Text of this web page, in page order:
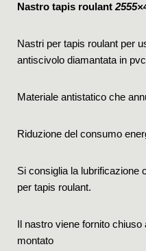
Nastro tapis roulant
Nastri per tapis roulant per
antiscivolo diamantata in
Materiale antistatico che
Riduzione del consumo
Si consiglia la lubrificazione
per tapis roulant.
Il nastro viene fornito
montato